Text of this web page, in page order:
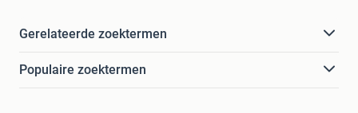
Gerelateerde zoektermen
Populaire zoektermen